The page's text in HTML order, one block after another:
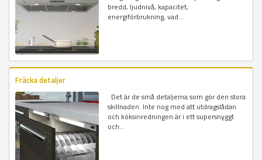
bredd, ljudnivå, kapacitet,
energiförbrukning, vad...
Fräcka detaljer
Det är de små detaljerna som gör den stora
skillnaden. Inte nog med att utdragslådan
och köksinredningen är i ett supersnyggt
och...